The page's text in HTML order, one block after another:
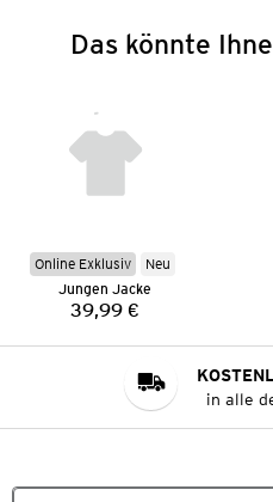
Das könnte
Online Exklusiv
Neu
Jungen Jacke
Preis:
39,99 €
in alle